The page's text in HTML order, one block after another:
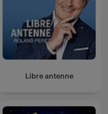
Libre antenne